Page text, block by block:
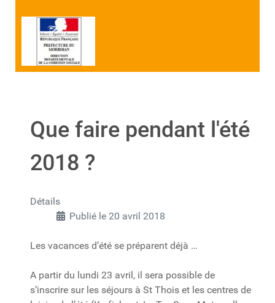
Que faire pendant l'été
2018 ?
Détails
Publié le 20 avril 2018
Les vacances d’été se préparent déjà …
A partir du lundi 23 avril, il sera possible de
s’inscrire sur les séjours à St Thois et les centres de